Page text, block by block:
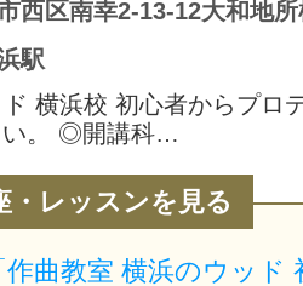
駅
横浜校 初心者からプロ
い。 ◎開講科…
・レッスンを見る